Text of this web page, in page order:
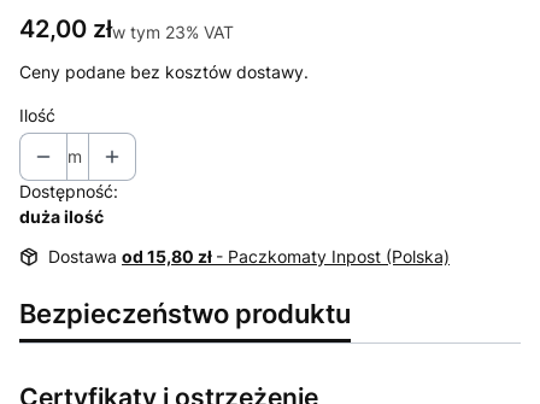
Cena
42,00 złw tym 23% VAT
w tym 23% VAT
Ceny podane bez kosztów dostawy.
Ilość
m
Dostępność:
duża ilość
Dostawa od 15,80 zł - Paczkomaty Inpost (Polska)
Bezpieczeństwo produktu
Certyfikaty i ostrzeżenie